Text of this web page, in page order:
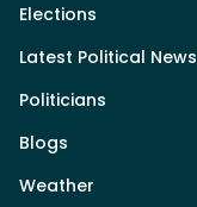
Elections
Latest Political News
Politicians
Blogs
Weather